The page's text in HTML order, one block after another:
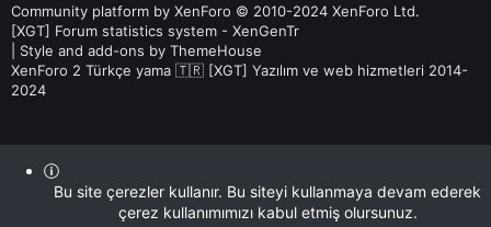
Community platform by XenForo © 2010-2024 XenForo Ltd.
[XGT] Forum statistics system - XenGenTr
Style and add-ons by ThemeHouse
XenForo 2 Türkçe yama 🇹🇷 [XGT] Yazılım ve web hizmetleri 2014-
2024
Bu site çerezler kullanır. Bu siteyi kullanmaya devam ederek
çerez kullanımımızı kabul etmiş olursunuz.